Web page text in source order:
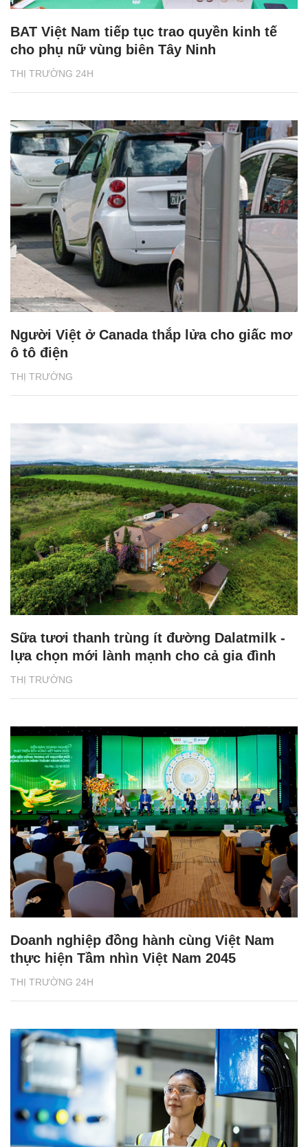
THỊ TRƯỜNG 24H
BAT Việt Nam tiếp tục trao quyền kinh tế
cho phụ nữ vùng biên Tây Ninh
THỊ TRƯỜNG
Người Việt ở Canada thắp lửa cho giấc mơ
ô tô điện
THỊ TRƯỜNG
Sữa tươi thanh trùng ít đường Dalatmilk -
lựa chọn mới lành mạnh cho cả gia đình
THỊ TRƯỜNG 24H
Doanh nghiệp đồng hành cùng Việt Nam
thực hiện Tầm nhìn Việt Nam 2045